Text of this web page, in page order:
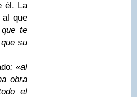
él. La
que
te
su
: «al
obra
el